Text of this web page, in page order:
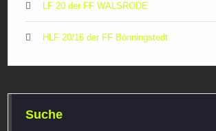
LF 20 der FF WALSRODE
HLF 20/16 der FF Bönningstedt
Suche